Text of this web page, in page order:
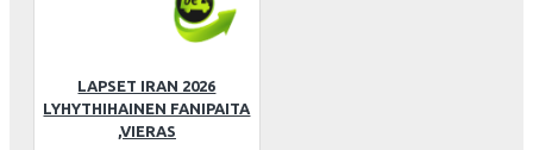
LAPSET IRAN 2026
LYHYTHIHAINEN FANIPAITA
,VIERAS